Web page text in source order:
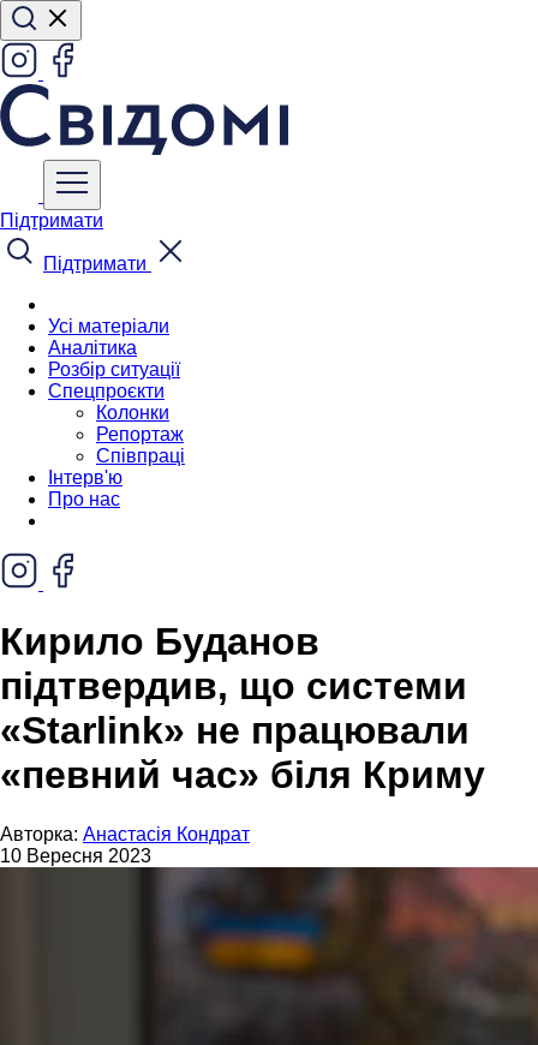
Підтримати
Підтримати
Усі матеріали
Аналітика
Розбір ситуації
Спецпроєкти
Колонки
Репортаж
Співпраці
Інтерв'ю
Про нас
Кирило Буданов
підтвердив, що системи
«Starlink» не працювали
«певний час» біля Криму
Авторка: Анастасія Кондрат
10 Вересня 2023